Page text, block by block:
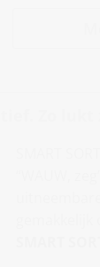
Zo
SMART
“WAUW,
SMART